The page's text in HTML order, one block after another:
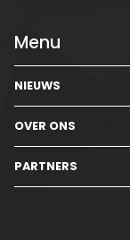
Menu
NIEUWS
OVER ONS
PARTNERS